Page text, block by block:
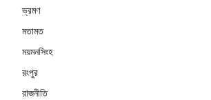
ভ্রমণ
মতামত
ময়মনসিংহ
রংপুর
রাজনীতি